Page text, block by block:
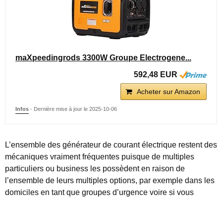
maXpeedingrods 3300W Groupe Electrogene...
592,48 EUR
Acheter sur Amazon
Infos - Dernière mise à jour le 2025-10-06
L’ensemble des générateur de courant électrique restent des
mécaniques vraiment fréquentes puisque de multiples
particuliers ou business les possèdent en raison de
l’ensemble de leurs multiples options, par exemple dans les
domiciles en tant que groupes d’urgence voire si vous